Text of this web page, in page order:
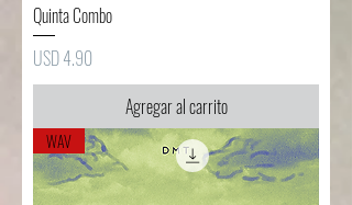
Quinta Combo
Precio
USD 4.90
Agregar al carrito
WAV